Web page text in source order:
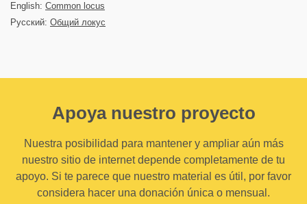
English: Common locus
Русский: Общий локус
Apoya nuestro proyecto
Nuestra posibilidad para mantener y ampliar aún más
nuestro sitio de internet depende completamente de tu
apoyo. Si te parece que nuestro material es útil, por favor
considera hacer una donación única o mensual.